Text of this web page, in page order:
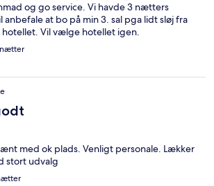
og go service. Vi havde 3 nætters
anbefale at bo på min 3. sal pga lidt sløj fra
Vil vælge hotellet igen.
nætter
med ok plads. Venligt personale. Lækker
stort udvalg